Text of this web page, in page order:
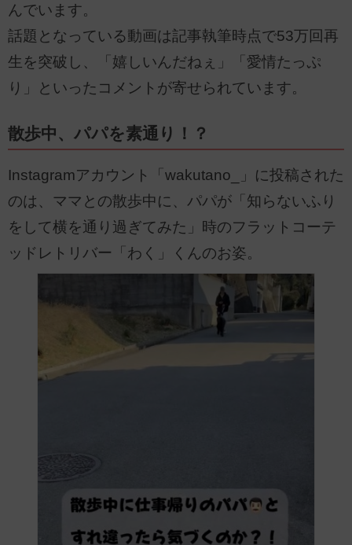
んでいます。
話題となっている動画は記事執筆時点で53万回再
生を突破し、「嬉しいんだねぇ」「愛情たっぷ
り」といったコメントが寄せられています。
散歩中、パパを素通り！？
Instagramアカウント「wakutano_」に投稿された
のは、ママとの散歩中に、パパが「知らないふり
をして横を通り過ぎてみた」時のフラットコーテ
ッドレトリバー「わく」くんのお姿。